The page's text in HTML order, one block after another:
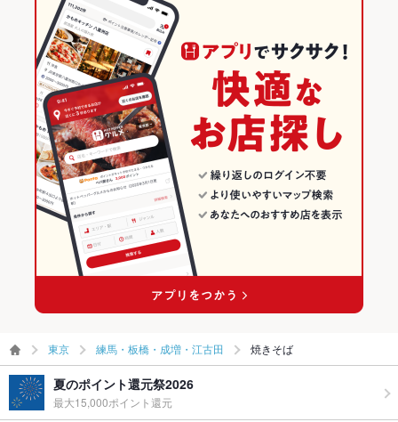
東京 練馬・板橋・成増・江古田 焼きそば
夏のポイント還元祭2026
最大15,000ポイント還元